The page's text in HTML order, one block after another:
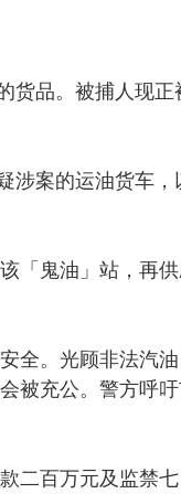
货品。被捕人现正
涉案的运油货车，
「鬼油」站，再
全。光顾非法汽油
被充公。警方呼
二百万元及监禁七